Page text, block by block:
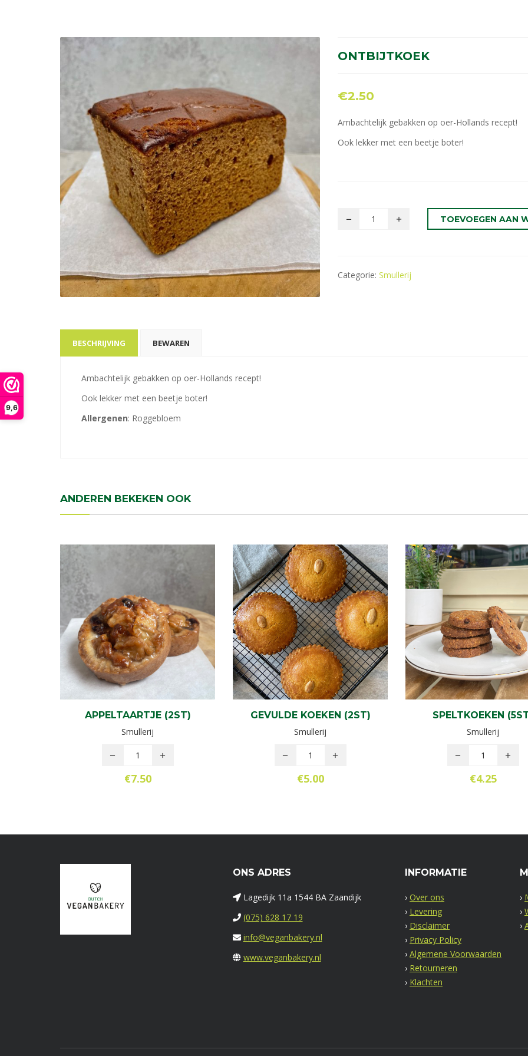
9,6
ONTBIJTKOEK
€2.50
Ambachtelijk gebakken op oer-Hollands recept!
Ook lekker met een beetje boter!
TOEVOEGEN AAN
Categorie: Smullerij
BESCHRIJVING BEWAREN
Ambachtelijk gebakken op oer-Hollands recept!
Ook lekker met een beetje boter!
Allergenen: Roggebloem
ANDEREN BEKEKEN OOK
APPELTAARTJE (2ST)
Smullerij
€7.50
GEVULDE KOEKEN (2ST)
Smullerij
€5.00
SPELTKOEKEN
Smullerij
€4.25
ONS ADRES
Lagedijk 11a 1544 BA Zaandijk
(075) 628 17 19
info@veganbakery.nl
www.veganbakery.nl
INFORMATIE
› Over ons
› Levering
› Disclaimer
› Privacy Policy
› Algemene Voorwaarden
› Retourneren
› Klachten
›
›
›